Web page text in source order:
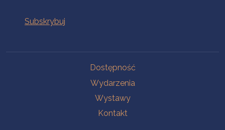
Dostępność
Wydarzenia
Wystawy
Kontakt